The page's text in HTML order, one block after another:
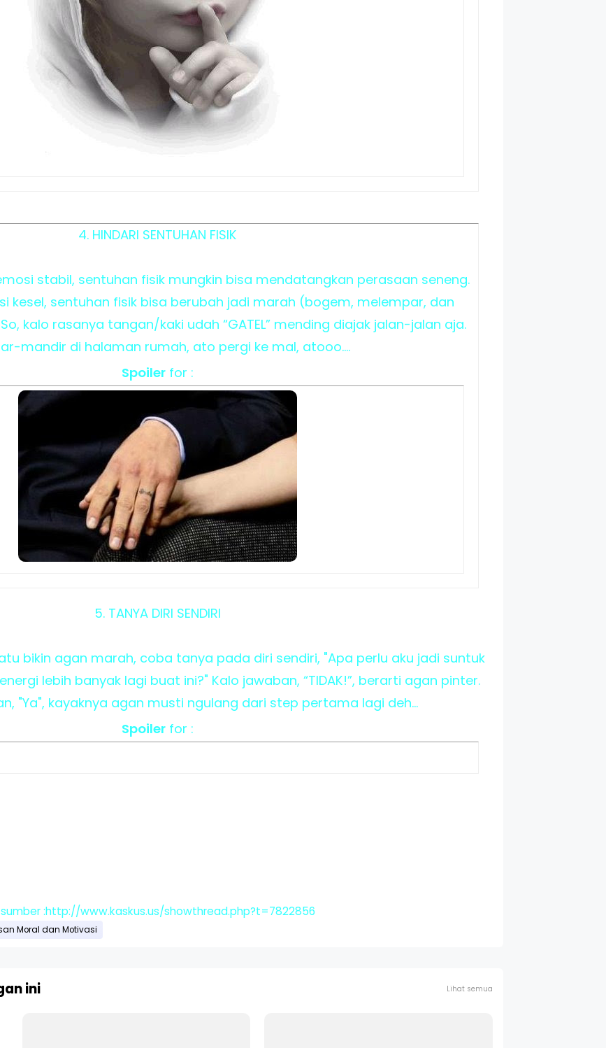
4. HINDARI SENTUHAN FISIK
stabil, sentuhan fisik mungkin bisa mendatangkan perasaan seneng.
kesel, sentuhan fisik bisa berubah jadi marah (bogem, melempar, dan
kalo rasanya tangan/kaki udah “GATEL” mending diajak jalan-jalan aja.
mandir di halaman rumah, ato pergi ke mal, atooo....
Spoiler for :
5. TANYA DIRI SENDIRI
bikin agan marah, coba tanya pada diri sendiri, "Apa perlu aku jadi suntuk
lebih banyak lagi buat ini?" Kalo jawaban, “TIDAK!”, berarti agan pinter.
"Ya", kayaknya agan musti ngulang dari step pertama lagi deh...
Spoiler for :
sumber :http://www.kaskus.us/showthread.php?t=7822856
Moral dan Motivasi
ini Lihat semua